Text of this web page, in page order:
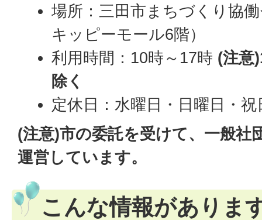
場所：三田市まちづくり協
キッピーモール6階）
利用時間：10時～17時 (注意
除く
定休日：水曜日・日曜日・
(注意)市の委託を受けて、一般社
運営しています。
こんな情報がありま